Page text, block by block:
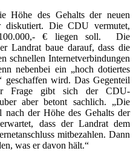
Höhe des Gehalts der neuen
diskutiert. Die CDU vermutet,
€ liegen soll. Die
Landrat baue darauf, dass die
schnellen Internetverbindungen
nebenbei ein „hoch dotiertes
geschaffen wird. Das Gegenteil
Frage gibt sich der CDU-
aber betont sachlich. „Die
der Höhe des Gehalts der
dass der Landrat dem
mitbezahlen. Dann
was er davon hält.“